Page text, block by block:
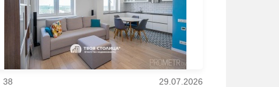
38 29.07.2026